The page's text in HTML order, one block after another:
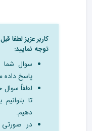
کاربر عزیز لطفا
توجه نمایید:
سوال شما
پاسخ
لطفاً سوال
تا
دهیم.
در